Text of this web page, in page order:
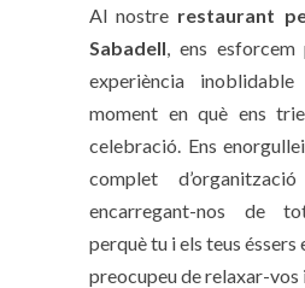
Al nostre restaurant
Sabadell, ens
experiència
moment en què ens
celebració. Ens
complet
encarregant-nos de
perquè tu i els teus éssers
preocupeu de relaxar-vos